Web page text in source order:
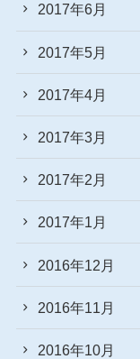
2017年6月
2017年5月
2017年4月
2017年3月
2017年2月
2017年1月
2016年12月
2016年11月
2016年10月